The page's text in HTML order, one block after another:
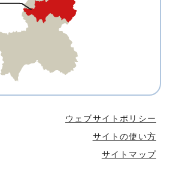
ウェブサイトポリシー
サイトの使い方
サイトマップ